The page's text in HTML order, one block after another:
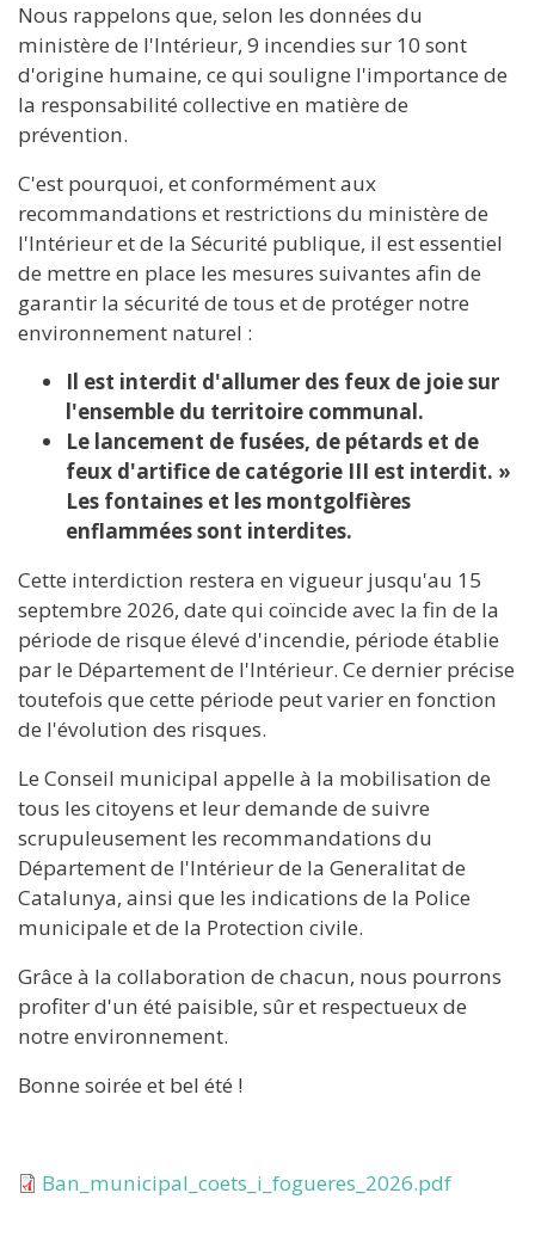
Nous rappelons que, selon les données du
ministère de l'Intérieur, 9 incendies sur 10 sont
d'origine humaine, ce qui souligne l'importance de
la responsabilité collective en matière de
prévention.
C'est pourquoi, et conformément aux
recommandations et restrictions du ministère de
l'Intérieur et de la Sécurité publique, il est essentiel
de mettre en place les mesures suivantes afin de
garantir la sécurité de tous et de protéger notre
environnement naturel :
Il est interdit d'allumer des feux de joie sur
l'ensemble du territoire communal.
Le lancement de fusées, de pétards et de
feux d'artifice de catégorie III est interdit. »
Les fontaines et les montgolfières
enflammées sont interdites.
Cette interdiction restera en vigueur jusqu'au 15
septembre 2026, date qui coïncide avec la fin de la
période de risque élevé d'incendie, période établie
par le Département de l'Intérieur. Ce dernier précise
toutefois que cette période peut varier en fonction
de l'évolution des risques.
Le Conseil municipal appelle à la mobilisation de
tous les citoyens et leur demande de suivre
scrupuleusement les recommandations du
Département de l'Intérieur de la Generalitat de
Catalunya, ainsi que les indications de la Police
municipale et de la Protection civile.
Grâce à la collaboration de chacun, nous pourrons
profiter d'un été paisible, sûr et respectueux de
notre environnement.
Bonne soirée et bel été !
Document
Ban_municipal_coets_i_fogueres_2026.pdf